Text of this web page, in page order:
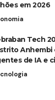
em 2026
Tech
Anhembi
de IA e